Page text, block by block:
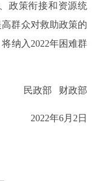
政策衔接和资源统
群众对救助政策的
纳入2022年困难群
民政部 财政部
2022年6月2日